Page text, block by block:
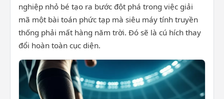
nghiệp nhỏ bé tạo ra bước đột phá trong việc giải
mã một bài toán phức tạp mà siêu máy tính truyền
thống phải mất hàng năm trời. Đó sẽ là cú hích thay
đổi hoàn toàn cục diện.